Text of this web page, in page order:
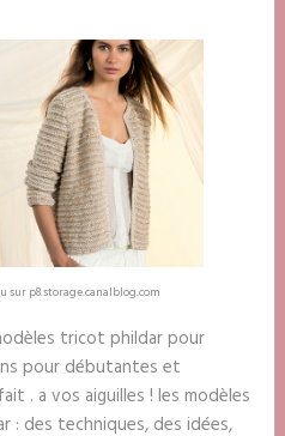
sur p8.storage.canalblog.com
tricot phildar pour
pour débutantes et
. a vos aiguilles ! les modèles
: des techniques, des idées,